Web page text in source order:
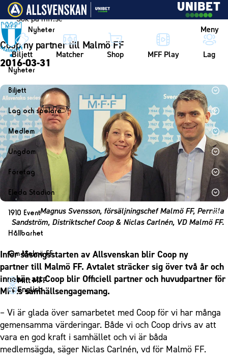
Vidare till innehållet
Nyheter Meny
Biljett Matcher Shop MFF Play Lag
Nyheter
Nyheter
Kalender
Biljett
Biljett
Årskort herr
Årskort dam
Mitt MFF
Biljetter till bortamatcher
Biljettvillkor
Lag och spelare
Lag
Herrlaget
Spelare
Ledarstab
Damlaget
Spelare
Ledarstab
Medlem
Medlemskap i Malmö FF
Årsmöte 2026
Ungdom
MFF Ungdom
Sommarfotboll
Skånecupen
Fotbollsskolan
Fotbollsnätverket
P19
F19
P17
F17
Malmö Trophy
Företag
Bli företagspartner
Nätverket
Klubbstolar
Partner dam
Eleda Stadion
Eleda Stadion
Erics Bar & Restaurang
MFF-museet & rundvandringar
1910 Event
1910 Event
Konferens
Möte
Mässa
Sommarfest
Julshow
Inspiration
Hållbarhet
Hållbarhet
Himmelsblå framtid – en match för miljön
MFF i samhället
Laget för alla
Nattfotboll
Himmelsblå Tillsammans
Karriärakademin
Om Malmö FF
Om Malmö FF
Kontakt
Historik – herrlaget
Historik – damlaget
Närstående organisationer
Mitt MFF
English
Coop ny partner till Malmö FF
2016-03-31
Magnus Svensson, försäljningschef Malmö FF, Pernilla
Sandström, Distriktschef Coop & Niclas Carlnén, VD Malmö FF.
Inför säsongsstarten av Allsvenskan blir Coop ny
partnertill Malmö FF. Avtalet sträcker sig över två år och
innebär att Coop blir Officiell partner och huvudpartner för
MFF:s samhällsengagemang.
– Vi är glada över samarbetet med Coop för vi har många
gemensamma värderingar. Både vi och Coop drivs av att
vara en god kraft i samhället och vi är båda
medlemsägda, säger Niclas Carlnén, vd för Malmö FF.